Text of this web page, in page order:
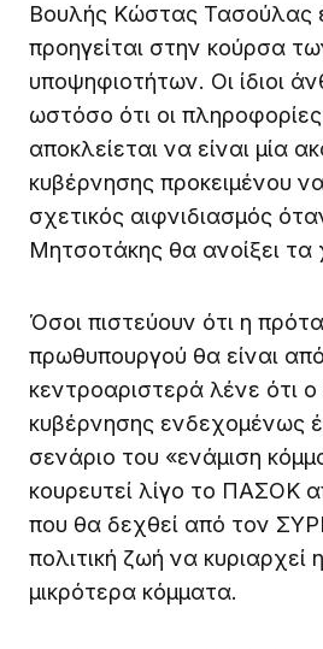
Βουλής Κώστας Τασούλας
προηγείται στην κούρσα
υποψηφιοτήτων. Οι ίδιοι
ωστόσο ότι οι
αποκλείεται να είναι μία
κυβέρνησης προκειμένου
σχετικός αιφνιδιασμός
Μητσοτάκης θα ανοίξει τα
Όσοι πιστεύουν ότι η
πρωθυπουργού θα είναι
κεντροαριστερά λένε ότι
κυβέρνησης ενδεχομένως
σενάριο του «ενάμιση
κουρευτεί λίγο το ΠΑΣΟΚ
που θα δεχθεί από τον
πολιτική ζωή να κυριαρχεί
μικρότερα κόμματα.